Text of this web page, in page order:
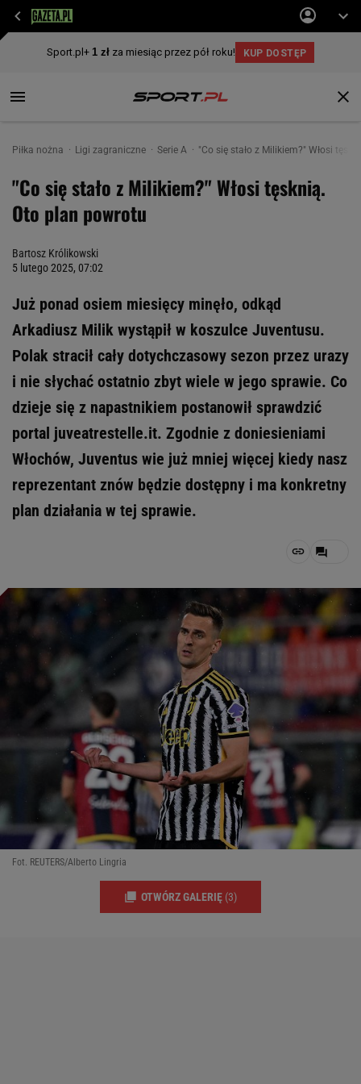
Piłka nożna Ligi zagraniczne Serie A "Co się stało z Milikiem?" Włosi
"Co się stało z Milikiem?" Włosi tęsknią.
Oto plan powrotu
Bartosz Królikowski
5 lutego 2025, 07:02
Już ponad osiem miesięcy minęło, odkąd
Arkadiusz Milik wystąpił w koszulce Juventusu.
Polak stracił cały dotychczasowy sezon przez urazy
i nie słychać ostatnio zbyt wiele w jego sprawie. Co
dzieje się z napastnikiem postanowił sprawdzić
portal juveatrestelle.it. Zgodnie z doniesieniami
Włochów, Juventus wie już mniej więcej kiedy nasz
reprezentant znów będzie dostępny i ma konkretny
plan działania w tej sprawie.
Fot. REUTERS/Alberto Lingria
OTWÓRZ GALERIĘ (3)